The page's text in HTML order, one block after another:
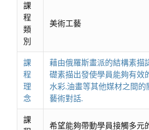
課
程
類
別
美術工藝
課
程
理
念
藉由俄羅斯畫派的結構素描
礎素描出發使學員能夠有效
水彩.油畫等其他媒材之間的
藝術對話.
課
希望能夠帶動學員接觸多元